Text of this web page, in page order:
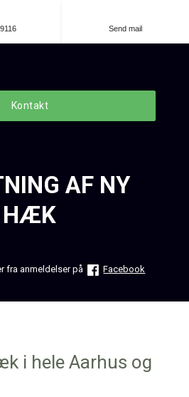
Send mail
Kontakt
AF NY
HÆK
fra anmeldelser på Facebook
i hele Aarhus og